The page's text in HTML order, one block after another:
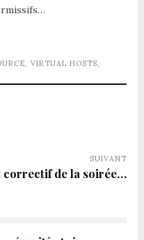
, VIRTUAL HOSTS,
SUIVANT
correctif de la soirée…